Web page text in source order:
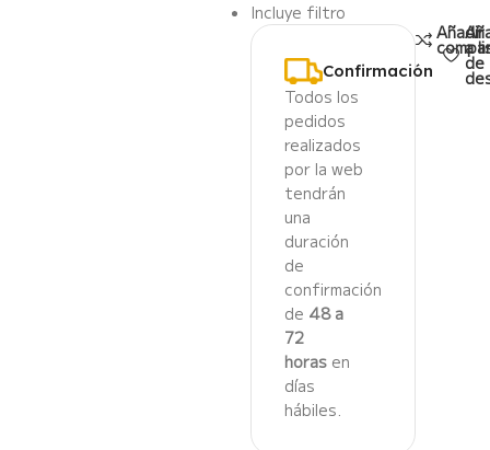
Incluye filtro
Confirmación
Todos los
pedidos
realizados
por la web
tendrán
una
duración
de
confirmación
de 48 a
72
horasen
días
hábiles.
Añadir
a
de